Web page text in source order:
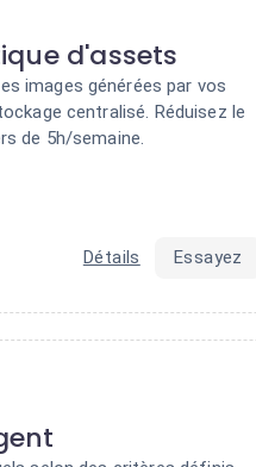
d'assets
images générées par vos
centralisé. Réduisez le
de 5h/semaine.
Détails Essayez